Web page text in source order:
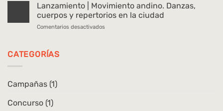
de
un
Historias
de
las
Lanzamiento | Movimiento andino. Danzas,
cuerpos y repertorios en la ciudad
Comentarios desactivados
CATEGORÍAS
Campañas (1)
Concurso (1)